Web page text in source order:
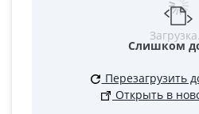
Слишком
Перезагрузить
Открыть в